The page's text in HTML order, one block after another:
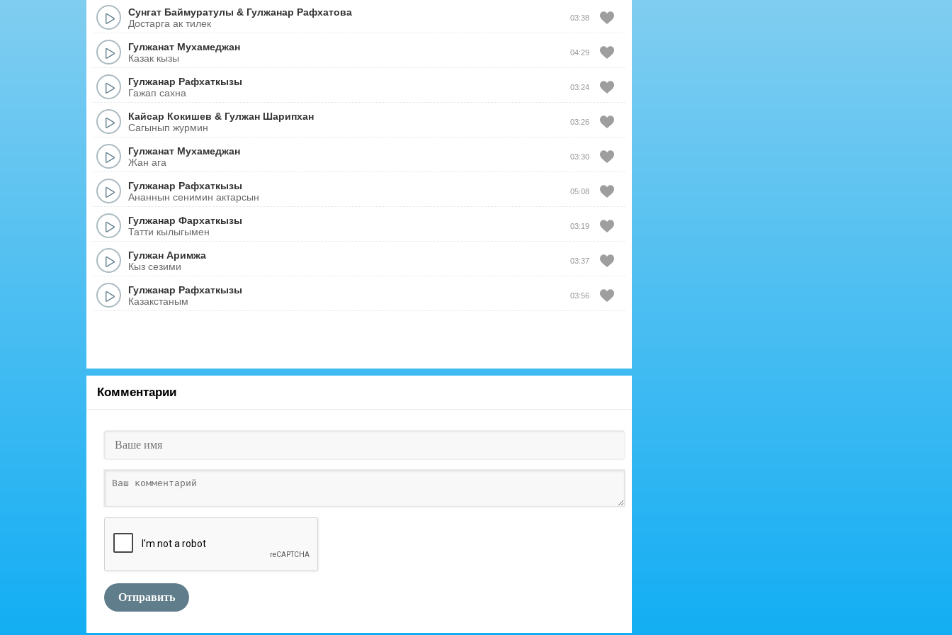
Сунгат Баймуратулы & Гулжанар Рафxатова
Достарга ак тилек
03:38
Гулжанат Мухамеджан
Казак кызы
04:29
Гулжанар Рафхаткызы
Гажап сахна
03:24
Кайсар Кокишев & Гулжан Шарипхан
Сагынып журмин
03:26
Гулжанат Мухамеджан
Жан ага
03:30
Гулжанар Рафxаткызы
Ананнын сенимин актарсын
05:08
Гулжанар Фархаткызы
Татти кылыгымен
03:19
Гулжан Аримжа
Кыз сезими
03:37
Гулжанар Рафxаткызы
Казакстаным
03:56
Комментарии
Отправить